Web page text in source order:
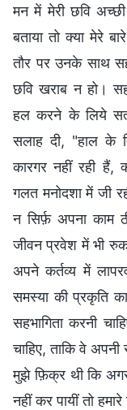
मन में मेरी छवि
बताया तो क्या मेरे
तौर पर उनके साथ
छवि खराब न हो।
हल करने के लिये
सलाह दी, "हाल के
कारगर नहीं रही
गलत मनोदशा में जी
न सिर्फ़ अपना काम
जीवन प्रवेश में भी
अपने कर्तव्य में
समस्या की प्रकृति
सहभागिता करनी
चाहिए, ताकि वे
मुझे फ़िक्र थी कि
नहीं कर पायीं तो